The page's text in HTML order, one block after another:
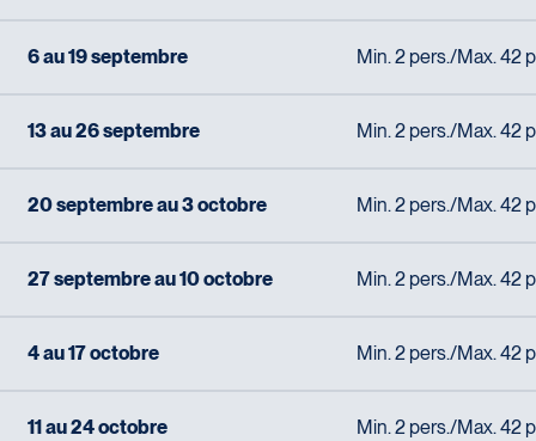
6 au 19 septembre Min. 2 pers./Max. 42
13 au 26 septembre Min. 2 pers./Max. 42
20 septembre au 3 octobre Min. 2 pers./Max. 42
27 septembre au 10 octobre Min. 2 pers./Max. 42
4 au 17 octobre Min. 2 pers./Max. 42
11 au 24 octobre Min. 2 pers./Max. 42